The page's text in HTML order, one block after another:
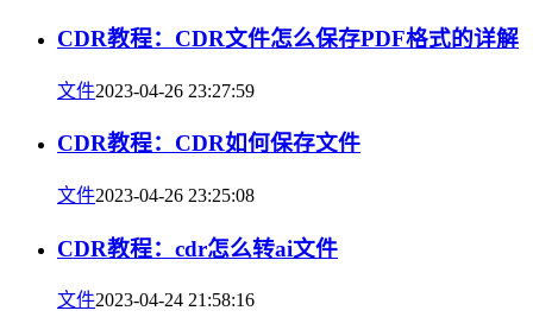
CDR教程：CDR文件怎么保存PDF格式的详解
文件2023-04-26 23:27:59
CDR教程：CDR如何保存文件
文件2023-04-26 23:25:08
CDR教程：cdr怎么转ai文件
文件2023-04-24 21:58:16